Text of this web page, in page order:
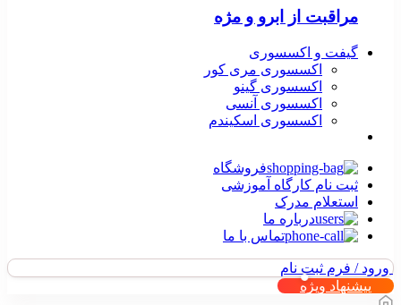
مراقبت از ابرو و مژه
گیفت و اکسسوری
اکسسوری مری کور
اکسسوری گینو
اکسسوری آنسی
اکسسوری اسکیندم
فروشگاه
ثبت نام کارگاه آموزشی
استعلام مدرک
درباره ما
تماس با ما
ورود / فرم ثبت نام
پیشنهاد ویژه